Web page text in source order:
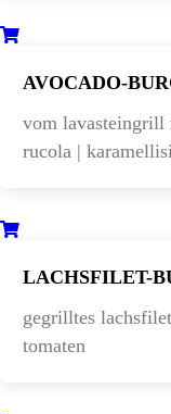
AVOCADO-
vom lavasteingrill
rucola |
LACHSFILET-
gegrilltes
tomaten